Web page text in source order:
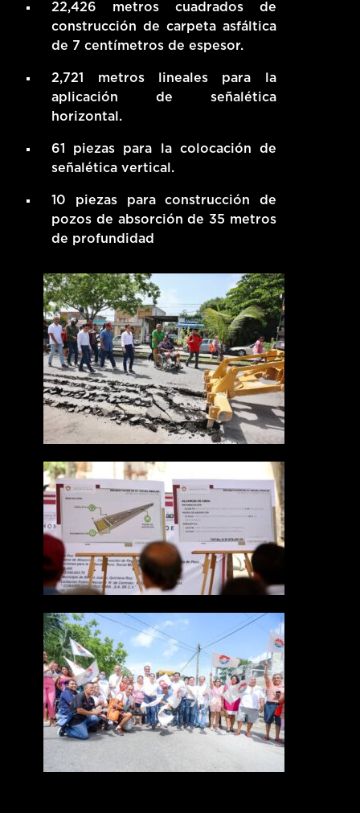
22,426 metros cuadrados de
construcción de carpeta asfáltica
de 7 centímetros de espesor.
2,721 metros lineales para la
aplicación de señalética
horizontal.
61 piezas para la colocación de
señalética vertical.
10 piezas para construcción de
pozos de absorción de 35 metros
de profundidad